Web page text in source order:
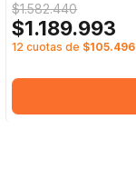
$1.582.440
$1.189.993
12 cuotas de $105.496